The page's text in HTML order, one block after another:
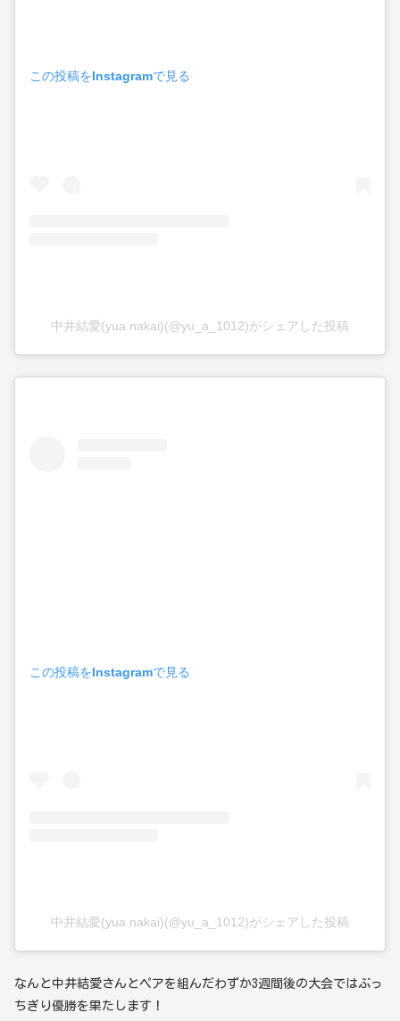
この投稿をInstagramで見る
中井結愛(yua nakai)(@yu_a_1012)がシェアした投稿
この投稿をInstagramで見る
中井結愛(yua nakai)(@yu_a_1012)がシェアした投稿
なんと中井結愛さんとペアを組んだわずか3週間後の大会ではぶっ
ちぎり優勝を果たします！